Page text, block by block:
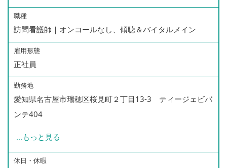
職種
訪問看護師｜オンコールなし、傾聴＆バイタルメイン
雇用形態
正社員
勤務地
愛知県名古屋市瑞穂区桜見町２丁目13-3 ティージェビバ
ンテ404
*訪問エリアは、
相談にて決定します。
...もっと見る
休日・休暇